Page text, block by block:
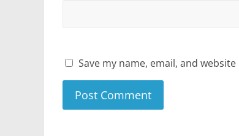
Save my name, email, and